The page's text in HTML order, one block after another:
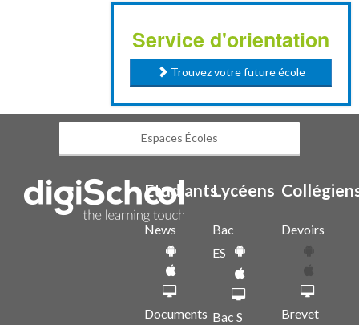
Service d'orientation
Trouvez votre future école
Espaces Écoles
Etudiants
News
Documents
Lycéens
Bac
ES
Bac S
Devoirs
Brevet